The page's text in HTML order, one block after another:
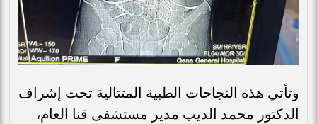
وتأتي هذه النجاحات الطبية المتتالية تحت إشراف
الدكتور محمد الديب مدير مستشفى قنا العام،